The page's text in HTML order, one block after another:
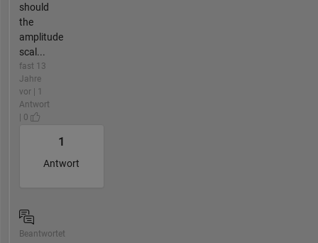
should
the
amplitude
scal...
fast 13
Jahre
vor | 1
Antwort
| 0
1
Antwort
Beantwortet